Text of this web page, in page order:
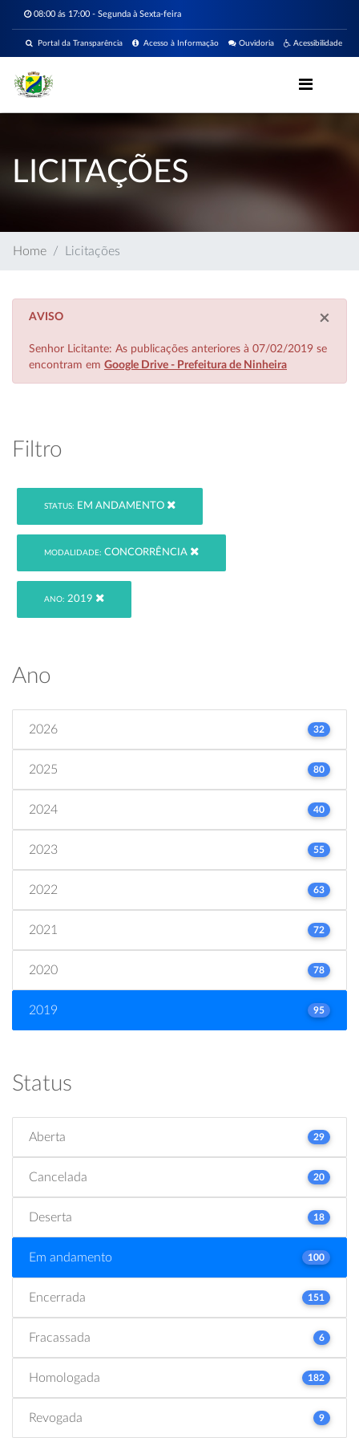
08:00 ás 17:00 - Segunda à Sexta-feira
Acessibilidade
Ouvidoria
Acesso à Informação
Portal da Transparência
LICITAÇÕES
Home Licitações
×
AVISO
Senhor Licitante: As publicações anteriores à 07/02/2019 se
encontram em Google Drive - Prefeitura de Ninheira
Filtro
STATUS: EM ANDAMENTO
MODALIDADE: CONCORRÊNCIA
ANO: 2019
Ano
2026 32
2025 80
2024 40
2023 55
2022 63
2021 72
2020 78
2019 95
Status
Aberta 29
Cancelada 20
Deserta 18
Em andamento 100
Encerrada 151
Fracassada 6
Homologada 182
Revogada 9